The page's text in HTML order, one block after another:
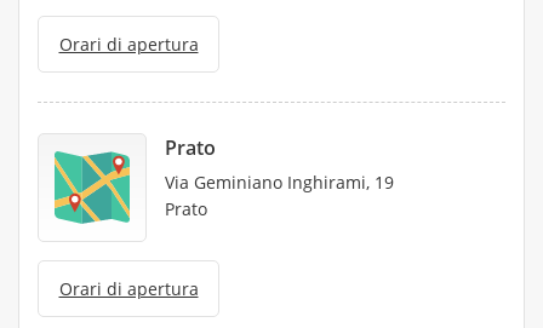
Orari di apertura
Prato
Via Geminiano Inghirami, 19
Prato
Orari di apertura